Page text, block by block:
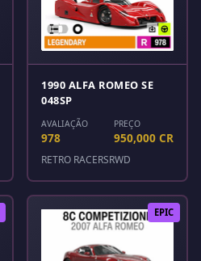
1990 ALFA ROMEO SE
048SP
AVALIAÇÃO
978
PREÇO
950,000 CR
RETRO RACERSRWD
EPIC